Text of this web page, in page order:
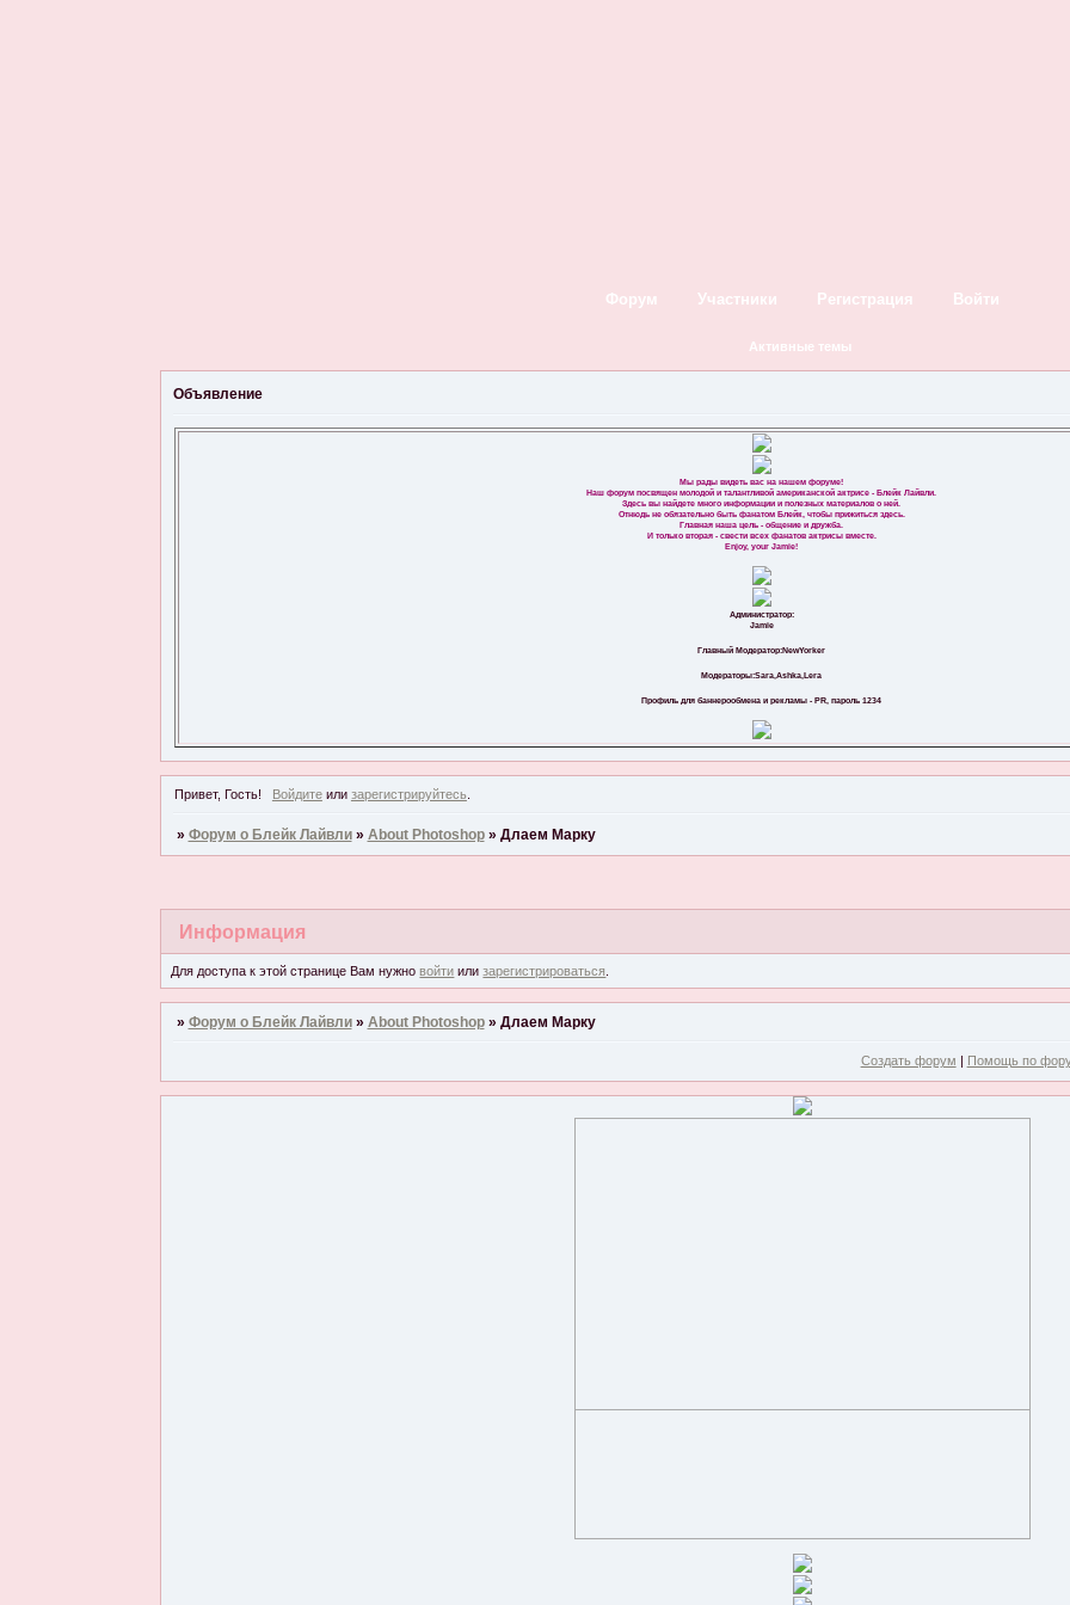
Форум Участники Регистрация Войти
Активные темы
Объявление
Мы рады видеть вас на нашем форуме!
Наш форум посвящен молодой и талантливой американской актрисе - Блейк Лайвли.
Здесь вы найдете много информации и полезных материалов о ней.
Отнюдь не обязательно быть фанатом Блейк, чтобы прижиться здесь.
Главная наша цель - общение и дружба.
И только вторая - свести всех фанатов актрисы вместе.
Enjoy, your Jamie!
Администратор:
Jamie
Главный Модератор:NewYorker
Модераторы:Sara,Ashka,Lera
Профиль для баннерообмена и рекламы - PR, пароль 1234
Привет, Гость! Войдитеили зарегистрируйтесь.
» Форум о Блейк Лайвли » About Photoshop » Длаем Марку
Информация
Для доступа к этой странице Вам нужновойти илизарегистрироваться
» Форум о Блейк Лайвли » About Photoshop » Длаем Марку
Создать форум | Помощь по